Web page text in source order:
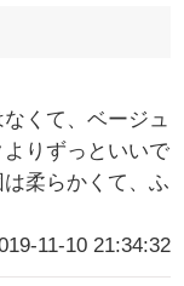
くて、ベージュ
りずっといいで
柔らかくて、ふ
11-10 21:34:32